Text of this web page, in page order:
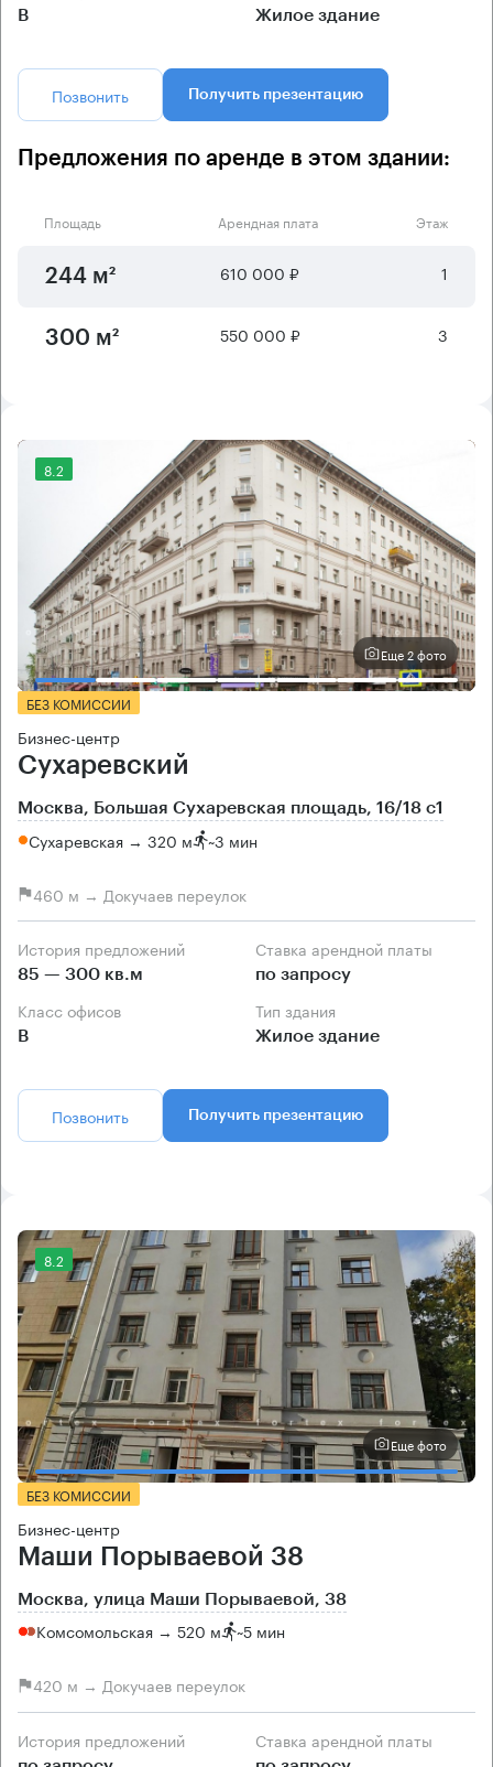
B Жилое здание
Позвонить Получить презентацию
Предложения по аренде в этом здании:
Площадь Арендная плата Этаж
244 м² 610 000 ₽ 1
300 м² 550 000 ₽ 3
8.2
Еще 2 фото
БЕЗ КОМИССИИ
Бизнес-центр
Сухаревский
Москва, Большая Сухаревская площадь, 16/18 с1
Сухаревская → 320 м ~3 мин
460 м → Докучаев переулок
История предложений
85 — 300 кв.м
Ставка арендной платы
по запросу
Класс офисов
B
Тип здания
Жилое здание
Позвонить Получить презентацию
8.2
Еще фото
БЕЗ КОМИССИИ
Бизнес-центр
Маши Порываевой 38
Москва, улица Маши Порываевой, 38
Комсомольская → 520 м ~5 мин
420 м → Докучаев переулок
История предложений Ставка арендной платы